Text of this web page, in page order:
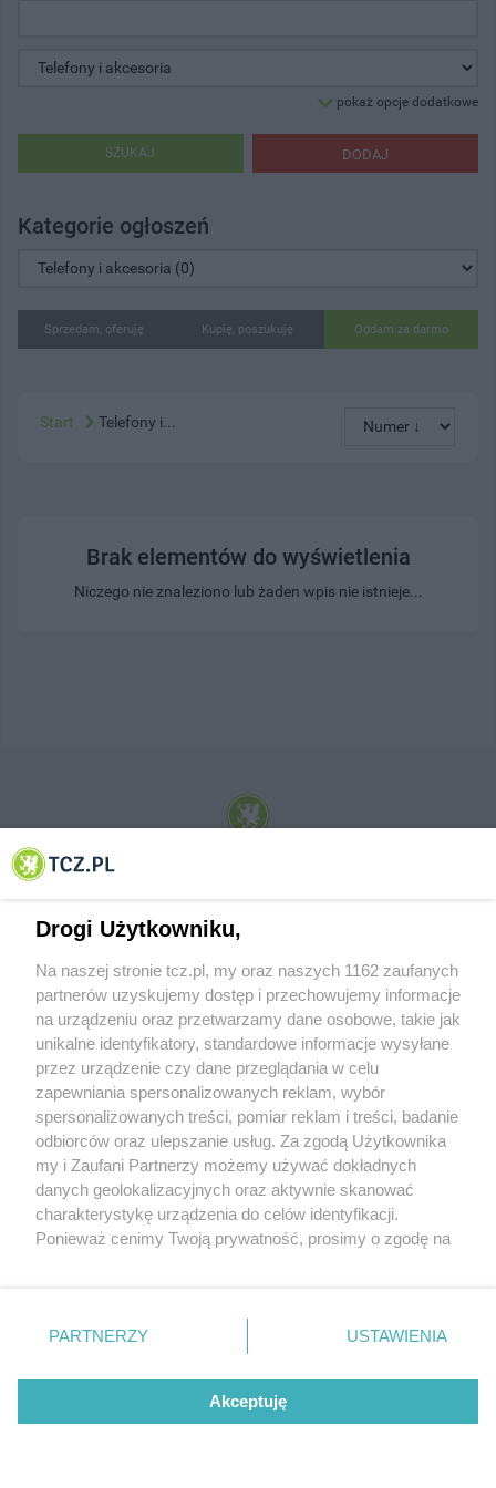
pokaż opcje dodatkowe
DODAJ
SZUKAJ
Kategorie ogłoszeń
Sprzedam, oferuję Kupię, poszukuję Oddam za darmo
Start Telefony i...
Brak elementów do wyświetlenia
Niczego nie znaleziono lub żaden wpis nie istnieje...
© 2001-2026 Tczew - TCZ.PL Sp. z o.o. Internetowy Serwis Informacyjny Miasta
O FIRMIE POLITYKA PRYWATNOŚCI HOSTING
REKLAMA WSPÓŁPRACA RSS FACEBOOK KONTAKT
Nasze serwisy
Aktualności
Tcz24
Historia miasta
Muzyka i kultura
Archiwum wydarzeń
Zdjęcia miasta
Drogi Użytkowniku,
Na naszej stronie tcz.pl, my oraz naszych 1162 zaufanych
partnerów uzyskujemy dostęp i przechowujemy informacje
na urządzeniu oraz przetwarzamy dane osobowe, takie jak
unikalne identyfikatory, standardowe informacje wysyłane
przez urządzenie czy dane przeglądania w celu
zapewniania spersonalizowanych reklam, wybór
spersonalizowanych treści, pomiar reklam i treści, badanie
odbiorców oraz ulepszanie usług. Za zgodą Użytkownika
my i Zaufani Partnerzy możemy używać dokładnych
danych geolokalizacyjnych oraz aktywnie skanować
charakterystykę urządzenia do celów identyfikacji.
Ponieważ cenimy Twoją prywatność, prosimy o zgodę na
znajdujący się w lewym dolnym rogu strony
. Niektóre
przetwarzaniu. Preferencje będą miały zastosowania tylko
PARTNERZY USTAWIENIA
Akceptuję